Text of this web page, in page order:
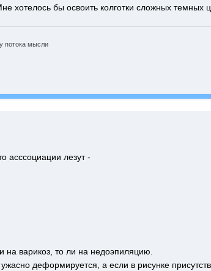
хотелось бы освоить колготки сложных темных
потока мысли
асссоциации лезут -
на варикоз, то ли на недоэпиляцию.
деформируется, а если в рисунке